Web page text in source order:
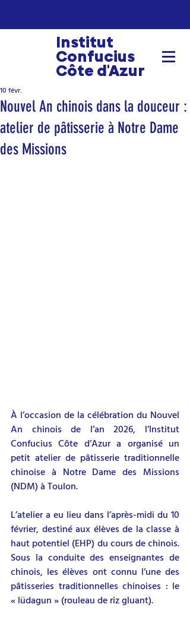
Institut
Confucius
Côte d'Azur
Nouvel An chinois dans la douceur :
atelier de pâtisserie à Notre Dame
des Missions
10 févr.
À l’occasion de la célébration du Nouvel
An chinois de l’an 2026, l’Institut
Confucius Côte d’Azur a organisé un
petit atelier de pâtisserie traditionnelle
chinoise à Notre Dame des Missions
(NDM) à Toulon.
L’atelier a eu lieu dans l’après-midi du 10
février, destiné aux élèves de la classe à
haut potentiel (EHP) du cours de chinois.
Sous la conduite des enseignantes de
chinois, les élèves ont connu l’une des
pâtisseries traditionnelles chinoises : le
« lüdagun » (rouleau de riz gluant).